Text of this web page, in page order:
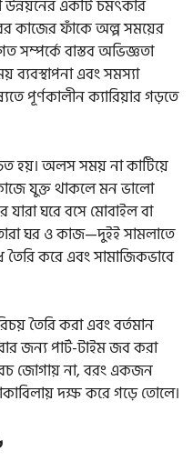
উন্নয়নের একটি চমৎকার
কাজের ফাঁকে অল্প সময়ের
বাস্তব অভিজ্ঞতা
ব্যবস্থাপনা এবং সমস্যা
পূর্ণকালীন ক্যারিয়ার গড়তে
হয়। অলস সময় না কাটিয়ে
যুক্ত থাকলে মন ভালো
ঘরে বসে মোবাইল বা
ঘর ও কাজ—দুইই সামলাতে
তৈরি করে এবং সামাজিকভাবে
তৈরি করা এবং বর্তমান
জন্য পার্ট-টাইম জব করা
জোগায় না, বরং একজন
দক্ষ করে গড়ে তোলে।